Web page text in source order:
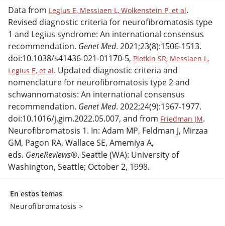
Data from Legius E, Messiaen L, Wolkenstein P, et al.
Revised diagnostic criteria for neurofibromatosis type
1 and Legius syndrome: An international consensus
recommendation. Genet Med. 2021;23(8):1506-1513.
doi:10.1038/s41436-021-01170-5, Plotkin SR, Messiaen L,
Legius E, et al. Updated diagnostic criteria and
nomenclature for neurofibromatosis type 2 and
schwannomatosis: An international consensus
recommendation. Genet Med. 2022;24(9):1967-1977.
doi:10.1016/j.gim.2022.05.007, and from Friedman JM.
Neurofibromatosis 1. In: Adam MP, Feldman J, Mirzaa
GM, Pagon RA, Wallace SE, Amemiya A,
eds. GeneReviews®. Seattle (WA): University of
Washington, Seattle; October 2, 1998.
En estos temas
Neurofibromatosis >